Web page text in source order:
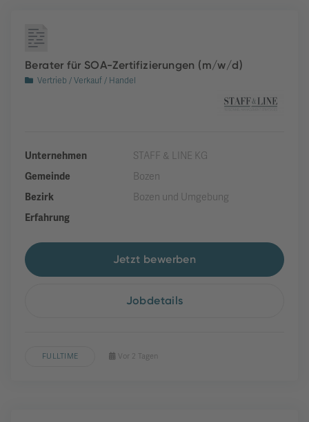
Berater für SOA-Zertifizierungen (m/w/d)
Vertrieb / Verkauf / Handel
Unternehmen
STAFF & LINE KG
Gemeinde
Bozen
Bezirk
Bozen und Umgebung
Erfahrung
Jetzt bewerben
Jobdetails
FULLTIME Vor 2 Tagen